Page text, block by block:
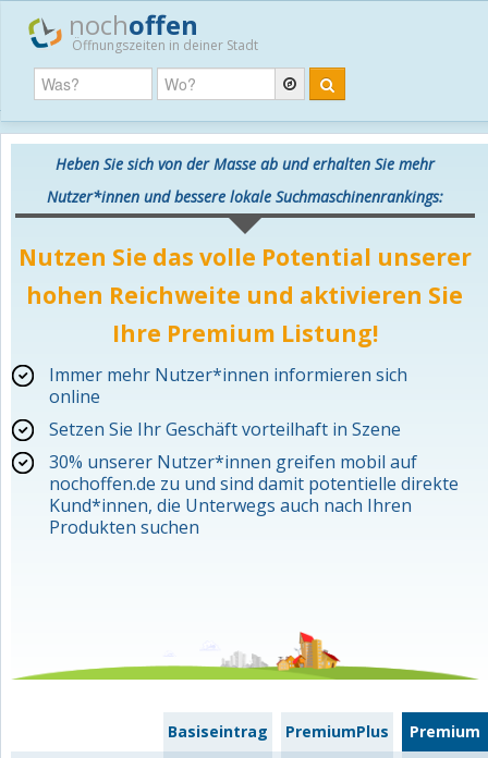
nochoffen
Öffnungszeiten in deiner Stadt
Heben Sie sich von der Masse ab und erhalten Sie mehr
Nutzer*innen und bessere lokale Suchmaschinenrankings:
Nutzen Sie das volle Potential unserer
hohen Reichweite und aktivieren Sie
Ihre Premium Listung!
Immer mehr Nutzer*innen informieren sich
online
Setzen Sie Ihr Geschäft vorteilhaft in Szene
30% unserer Nutzer*innen greifen mobil auf
nochoffen.de zu und sind damit potentielle direkte
Kund*innen, die Unterwegs auch nach Ihren
Produkten suchen
Basiseintrag PremiumPlus
Premium